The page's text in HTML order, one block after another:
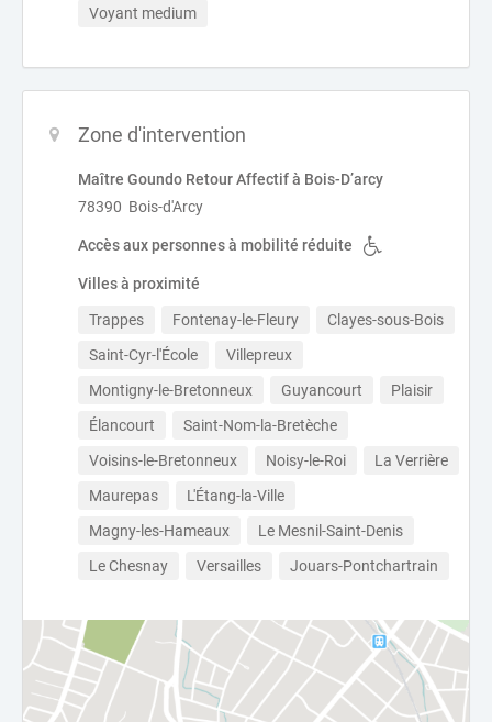
Voyant medium
Zone d'intervention
Maître Goundo Retour Affectif à Bois-D’arcy
78390 Bois-d'Arcy
Accès aux personnes à mobilité réduite
Villes à proximité
Trappes Fontenay-le-Fleury
Clayes-sous-Bois
Saint-Cyr-l'École
Villepreux
Montigny-le-Bretonneux
Guyancourt
Plaisir
Élancourt
Saint-Nom-la-Bretèche
Voisins-le-Bretonneux
Noisy-le-Roi
La Verrière
Maurepas
L'Étang-la-Ville
Magny-les-Hameaux
Le Mesnil-Saint-Denis
Le Chesnay
Versailles Jouars-Pontchartrain